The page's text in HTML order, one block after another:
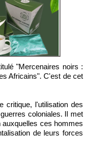
Africains". C'est de cet
critique, l'utilisation des
coloniales. Il met
auxquelles ces hommes
de leurs forces